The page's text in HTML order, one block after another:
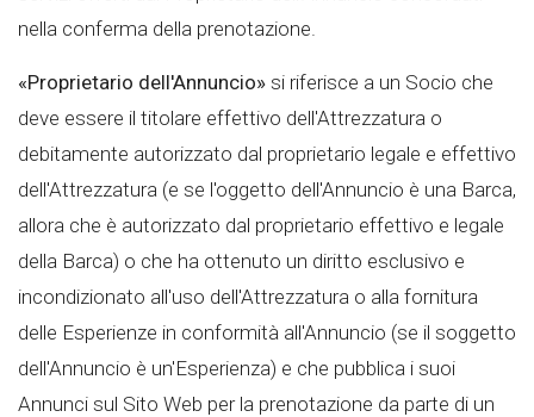
nella conferma della prenotazione.
«Proprietario dell'Annuncio» si riferisce a un Socio che
deve essere il titolare effettivo dell'Attrezzatura o
debitamente autorizzato dal proprietario legale e effettivo
dell'Attrezzatura (e se l'oggetto dell'Annuncio è una Barca,
allora che è autorizzato dal proprietario effettivo e legale
della Barca) o che ha ottenuto un diritto esclusivo e
incondizionato all'uso dell'Attrezzatura o alla fornitura
delle Esperienze in conformità all'Annuncio (se il soggetto
dell'Annuncio è un'Esperienza) e che pubblica i suoi
Annunci sul Sito Web per la prenotazione da parte di un